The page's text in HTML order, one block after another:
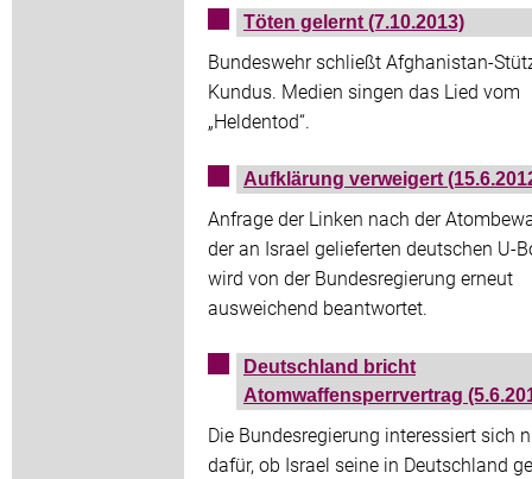
Töten gelernt (7.10.2013)
Bundeswehr schließt Afghanistan-
Kundus. Medien singen das Lied vom
„Heldentod“.
Aufklärung verweigert
Anfrage der Linken nach der
der an Israel gelieferten deutschen U-
wird von der Bundesregierung erneut
ausweichend beantwortet.
Deutschland bricht
Atomwaffensperrvertrag
Die Bundesregierung interessiert sich
dafür, ob Israel seine in Deutschland